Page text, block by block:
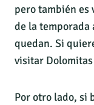
pero también es
de la temporada
quedan. Si
visitar
Por otro lado, si